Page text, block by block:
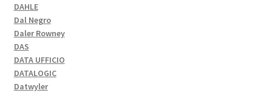
DAHLE
Dal Negro
Daler Rowney
DAS
DATA UFFICIO
DATALOGIC
Datwyler